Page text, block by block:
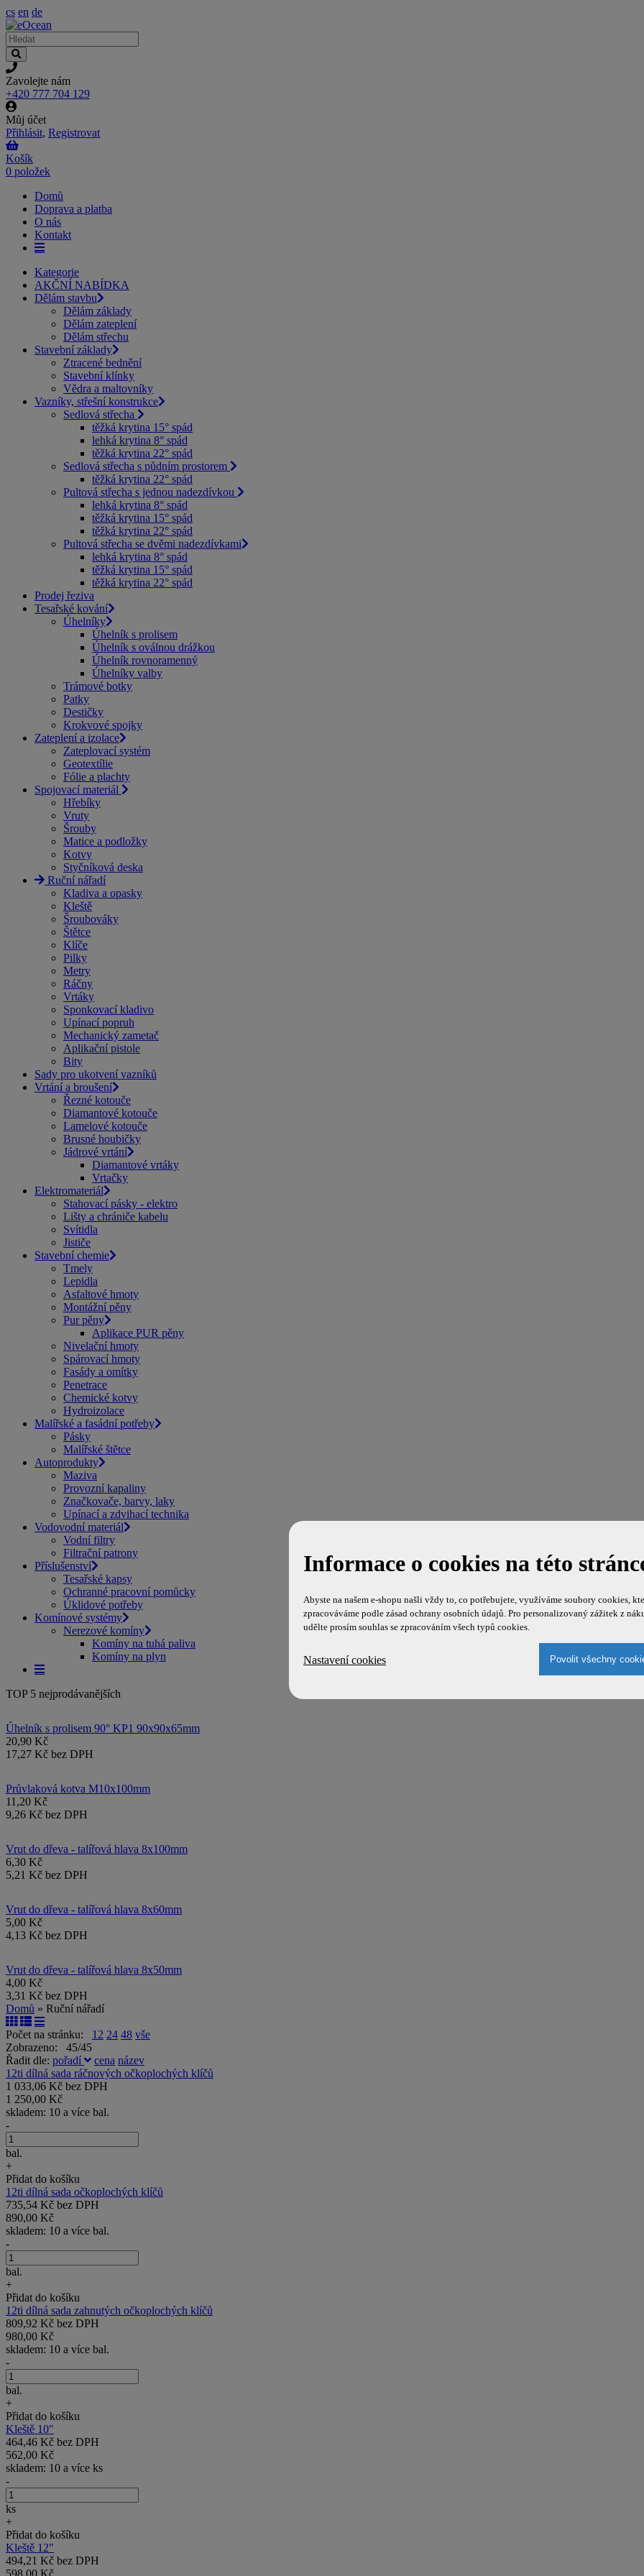
cs en de
Zavolejte nám
+420 777 704 129
Můj účet
Přihlásit, Registrovat
Košík
0 položek
Domů
Doprava a platba
O nás
Kontakt
Kategorie
AKČNÍ NABÍDKA
Dělám stavbu
Dělám základy
Dělám zateplení
Dělám střechu
Stavební základy
Ztracené bednění
Stavební klínky
Vědra a maltovníky
Vazníky, střešní konstrukce
Sedlová střecha
těžká krytina 15° spád
lehká krytina 8° spád
těžká krytina 22° spád
Sedlová střecha s půdním prostorem
těžká krytina 22° spád
Pultová střecha s jednou nadezdívkou
lehká krytina 8° spád
těžká krytina 15° spád
těžká krytina 22° spád
Pultová střecha se dvěmi nadezdívkami
lehká krytina 8° spád
těžká krytina 15° spád
těžká krytina 22° spád
Prodej řeziva
Tesařské kování
Úhelníky
Úhelník s prolisem
Úhelník s oválnou drážkou
Úhelník rovnoramenný
Úhelníky valby
Trámové botky
Patky
Destičky
Krokvové spojky
Zateplení a izolace
Zateplovací systém
Geotextílie
Fólie a plachty
Spojovací materiál
Hřebíky
Vruty
Šrouby
Matice a podložky
Kotvy
Styčníková deska
Ruční nářadí
Kladiva a opasky
Kleště
Šroubováky
Štětce
Klíče
Pilky
Metry
Ráčny
Vrtáky
Sponkovací kladivo
Upínací popruh
Mechanický zametač
Aplikační pistole
Bity
Sady pro ukotvení vazníků
Vrtání a broušení
Řezné kotouče
Diamantové kotouče
Lamelové kotouče
Brusné houbičky
Jádrové vrtání
Diamantové vrtáky
Vrtačky
Elektromateriál
Stahovací pásky - elektro
Lišty a chrániče kabelu
Svítidla
Jističe
Stavební chemie
Tmely
Lepidla
Asfaltové hmoty
Montážní pěny
Pur pěny
Aplikace PUR pěny
Nivelační hmoty
Spárovací hmoty
Fasády a omítky
Penetrace
Chemické kotvy
Hydroizolace
Malířské a fasádní potřeby
Pásky
Malířské štětce
Autoprodukty
Maziva
Provozní kapaliny
Značkovače, barvy, laky
Upínací a zdvihací technika
Vodovodní materiál
Vodní filtry
Filtrační patrony
Příslušenství
Tesařské kapsy
Ochranné pracovní pomůcky
Úklidové potřeby
Komínové systémy
Nerezové komíny
Komíny na tuhá paliva
Komíny na plyn
TOP 5 nejprodávanějších
Úhelník s prolisem 90° KP1 90x90x65mm
20,90 Kč
17,27 Kč bez DPH
Průvlaková kotva M10x100mm
11,20 Kč
9,26 Kč bez DPH
Vrut do dřeva - talířová hlava 8x100mm
6,30 Kč
5,21 Kč bez DPH
Vrut do dřeva - talířová hlava 8x60mm
5,00 Kč
4,13 Kč bez DPH
Vrut do dřeva - talířová hlava 8x50mm
4,00 Kč
3,31 Kč bez DPH
Domů » Ruční nářadí
Počet na stránku: 12 24 48 vše
Zobrazeno: 45/45
Řadit dle: pořadí cena název
12ti dílná sada ráčnových očkoplochých klíčů
1 033,06 Kč bez DPH
1 250,00 Kč
skladem: 10 a více bal.
-
bal.
+
Přidat do košíku
12ti dílná sada očkoplochých klíčů
735,54 Kč bez DPH
890,00 Kč
skladem: 10 a více bal.
-
bal.
+
Přidat do košíku
12ti dílná sada zahnutých očkoplochých klíčů
809,92 Kč bez DPH
980,00 Kč
skladem: 10 a více bal.
-
bal.
+
Přidat do košíku
Kleště 10"
464,46 Kč bez DPH
562,00 Kč
skladem: 10 a více ks
-
ks
+
Přidat do košíku
Kleště 12"
494,21 Kč bez DPH
598,00 Kč
Informace o cookies na této
Abyste na našem e-shopu našli vždy to, co potřebujete, využíváme soubory cookies,
zpracováváme podle zásad ochrany osobních údajů. Pro personalizovaný zážitek z
udělte prosím souhlas se zpracováním všech typů cookies.
Nastavení cookies